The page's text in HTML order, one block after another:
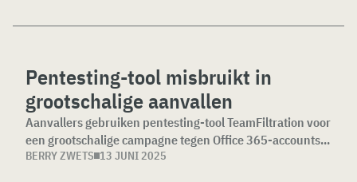
Pentesting-tool misbruikt in
grootschalige aanvallen
Aanvallers gebruiken pentesting-tool TeamFiltration voor
een grootschalige campagne tegen Office 365-accounts...
BERRY ZWETS 13 JUNI 2025